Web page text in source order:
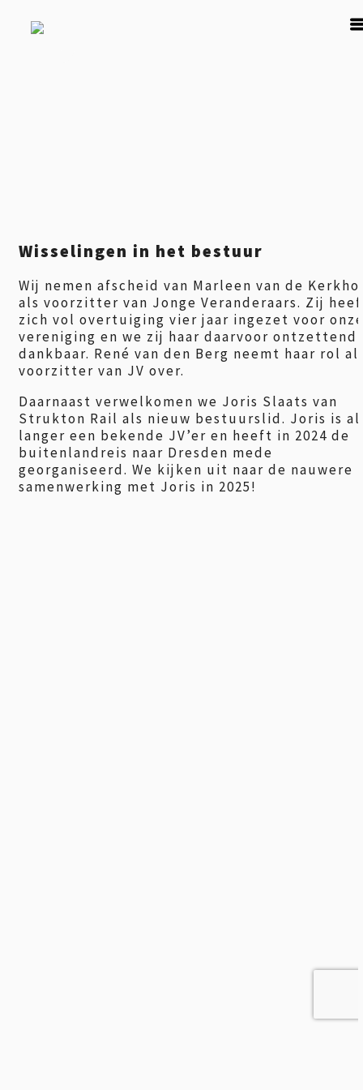
Wisselingen in het bestuur
Wij nemen afscheid van Marleen van de
als voorzitter van Jonge Veranderaars. Zij
zich vol overtuiging vier jaar ingezet voor
vereniging en we zij haar daarvoor ontzettend
dankbaar. René van den Berg neemt haar rol
voorzitter van JV over.
Daarnaast verwelkomen we Joris Slaats van
Strukton Rail als nieuw bestuurslid. Joris is al
langer een bekende JV’er en heeft in 2024 de
buitenlandreis naar Dresden mede
georganiseerd. We kijken uit naar de nauwere
samenwerking met Joris in 2025!